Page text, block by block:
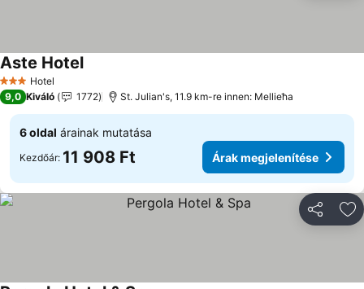
3 Kategória
Hotel
Aste Hotel
9,0 Kiváló 1772 St. Julian's, 11.9 km-re innen: Mellieħa
6 oldal árainak mutatása
Kezdőár: 11 908 Ft Árak megjelenítése